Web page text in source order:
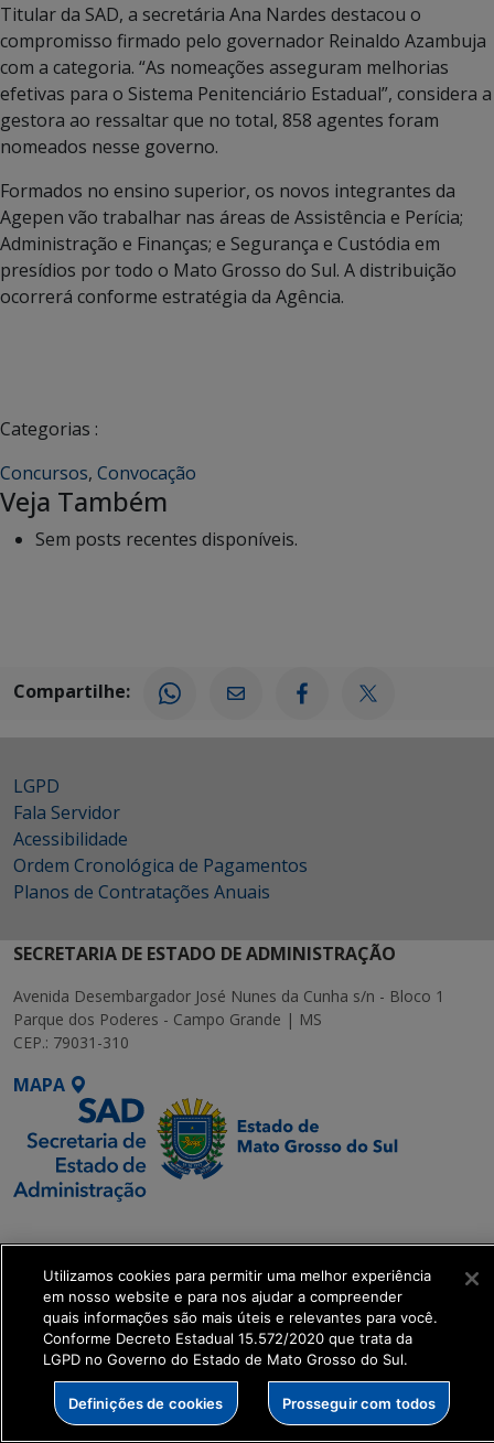
Titular da SAD, a secretária Ana Nardes destacou o
compromisso firmado pelo governador Reinaldo Azambuja
com a categoria. “As nomeações asseguram melhorias
efetivas para o Sistema Penitenciário Estadual”, considera a
gestora ao ressaltar que no total, 858 agentes foram
nomeados nesse governo.
Formados no ensino superior, os novos integrantes da
Agepen vão trabalhar nas áreas de Assistência e Perícia;
Administração e Finanças; e Segurança e Custódia em
presídios por todo o Mato Grosso do Sul. A distribuição
ocorrerá conforme estratégia da Agência.
Categorias :
Concursos, Convocação
Veja Também
Sem posts recentes disponíveis.
Compartilhe:
LGPD
Fala Servidor
Acessibilidade
Ordem Cronológica de Pagamentos
Planos de Contratações Anuais
SECRETARIA DE ESTADO DE ADMINISTRAÇÃO
Avenida Desembargador José Nunes da Cunha s/n - Bloco 1
Parque dos Poderes - Campo Grande | MS
CEP.: 79031-310
MAPA
Transformação Digital
get_footer();
Utilizamos cookies para permitir uma melhor experiência
em nosso website e para nos ajudar a compreender
quais informações são mais úteis e relevantes para você.
Conforme Decreto Estadual 15.572/2020 que trata da
LGPD no Governo do Estado de Mato Grosso do Sul.
Definições de cookies Prosseguir com todos